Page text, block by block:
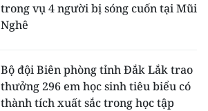
trong vụ 4 người bị sóng cuốn tại Mũi
Nghê
Bộ đội Biên phòng tỉnh Đắk Lắk trao
thưởng 296 em học sinh tiêu biểu có
thành tích xuất sắc trong học tập